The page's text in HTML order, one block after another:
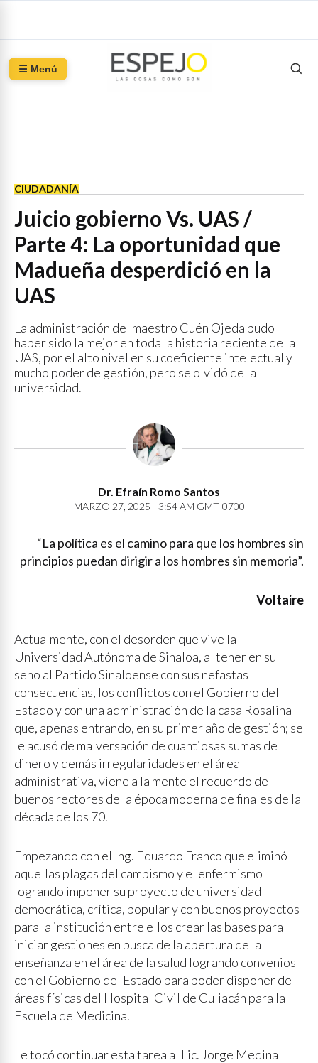
☰ Menú
CIUDADANÍA
Juicio gobierno Vs. UAS /
Parte 4: La oportunidad que
Madueña desperdició en la
UAS
La administración del maestro Cuén Ojeda pudo
haber sido la mejor en toda la historia reciente de la
UAS, por el alto nivel en su coeficiente intelectual y
mucho poder de gestión, pero se olvidó de la
universidad.
Dr. Efraín Romo Santos
MARZO 27, 2025 - 3:54 AM GMT-0700
“La política es el camino para que los hombres sin
principios puedan dirigir a los hombres sin memoria”.
Voltaire
Actualmente, con el desorden que vive la
Universidad Autónoma de Sinaloa, al tener en su
seno al Partido Sinaloense con sus nefastas
consecuencias, los conflictos con el Gobierno del
Estado y con una administración de la casa Rosalina
que, apenas entrando, en su primer año de gestión; se
le acusó de malversación de cuantiosas sumas de
dinero y demás irregularidades en el área
administrativa, viene a la mente el recuerdo de
buenos rectores de la época moderna de finales de la
década de los 70.
Empezando con el Ing. Eduardo Franco que eliminó
aquellas plagas del campismo y el enfermismo
logrando imponer su proyecto de universidad
democrática, crítica, popular y con buenos proyectos
para la institución entre ellos crear las bases para
iniciar gestiones en busca de la apertura de la
enseñanza en el área de la salud logrando convenios
con el Gobierno del Estado para poder disponer de
áreas físicas del Hospital Civil de Culiacán para la
Escuela de Medicina.
Le tocó continuar esta tarea al Lic. Jorge Medina